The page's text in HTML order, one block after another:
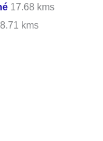
17.68 kms
kms